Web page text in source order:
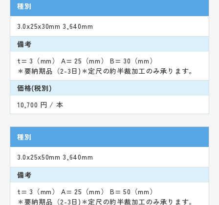
種別
3.0x25x30mm 3,640mm
備考
t= 3（mm） A= 25（mm） B= 30（mm）
＊要納期品（2-3日)＊定尺の約半裁加工のみ承ります。
価格(税別)
10,700 円 / 本
種別
3.0x25x50mm 3,640mm
備考
t= 3（mm） A= 25（mm） B= 50（mm）
＊要納期品（2-3日)＊定尺の約半裁加工のみ承ります。